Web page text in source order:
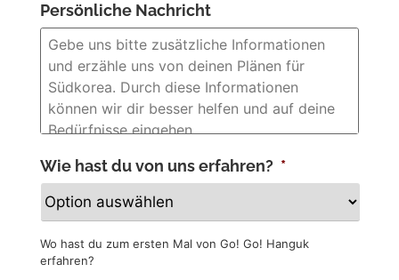
Persönliche Nachricht
Wie hast du von uns erfahren? *
Wo hast du zum ersten Mal von Go! Go! Hanguk
erfahren?